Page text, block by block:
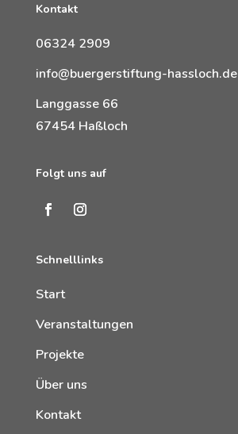
Kontakt
06324 2909
info@buergerstiftung-hassloch.de
Langgasse 66
67454 Haßloch
Folgt uns auf
Schnelllinks
Start
Veranstaltungen
Projekte
Über uns
Kontakt